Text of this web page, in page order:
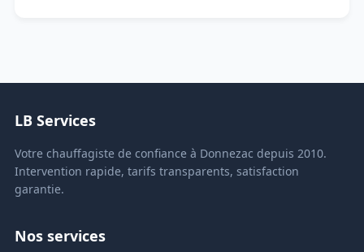
LB Services
Votre chauffagiste de confiance à Donnezac depuis 2010.
Intervention rapide, tarifs transparents, satisfaction
garantie.
Nos services